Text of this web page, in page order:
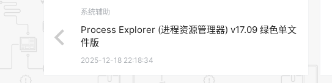
系统辅助
Process Explorer (进程资源管理器) v17.09 绿色单文
件版
2025-12-18 22:18:34